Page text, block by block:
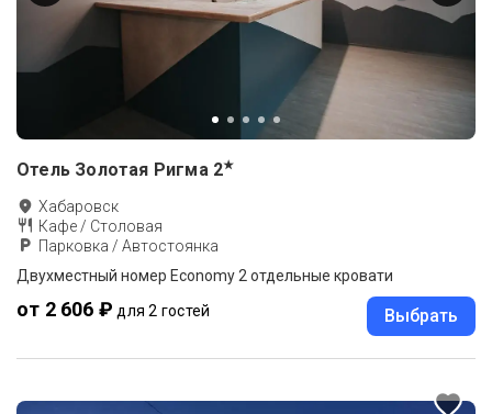
Отель Золотая Ригма 2★
Хабаровск
Кафе / Столовая
Парковка / Автостоянка
Двухместный номер Economy 2 отдельные кровати
от 2 606 ₽ для 2 гостей Выбрать